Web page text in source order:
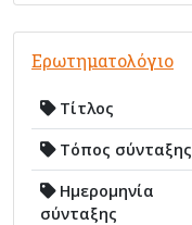
Ερωτηματολόγιο
Τίτλος
Τόπος σύνταξης
Ημερομηνία
σύνταξης